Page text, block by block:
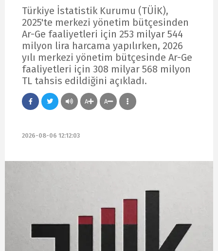
Türkiye İstatistik Kurumu (TÜİK),
2025'te merkezi yönetim bütçesinden
Ar-Ge faaliyetleri için 253 milyar 544
milyon lira harcama yapılırken, 2026
yılı merkezi yönetim bütçesinde Ar-Ge
faaliyetleri için 308 milyar 568 milyon
TL tahsis edildiğini açıkladı.
A A
2026-08-06 12:12:03